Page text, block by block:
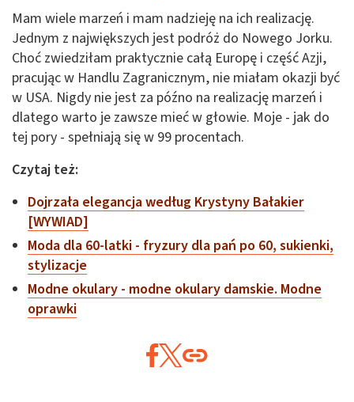
Mam wiele marzeń i mam nadzieję na ich realizację.
Jednym z największych jest podróż do Nowego Jorku.
Choć zwiedziłam praktycznie całą Europę i część Azji,
pracując w Handlu Zagranicznym, nie miałam okazji być
w USA. Nigdy nie jest za późno na realizację marzeń i
dlatego warto je zawsze mieć w głowie. Moje - jak do
tej pory - spełniają się w 99 procentach.
Czytaj też:
Dojrzała elegancja według Krystyny Bałakier
[WYWIAD]
Moda dla 60-latki - fryzury dla pań po 60, sukienki,
stylizacje
Modne okulary - modne okulary damskie. Modne
oprawki